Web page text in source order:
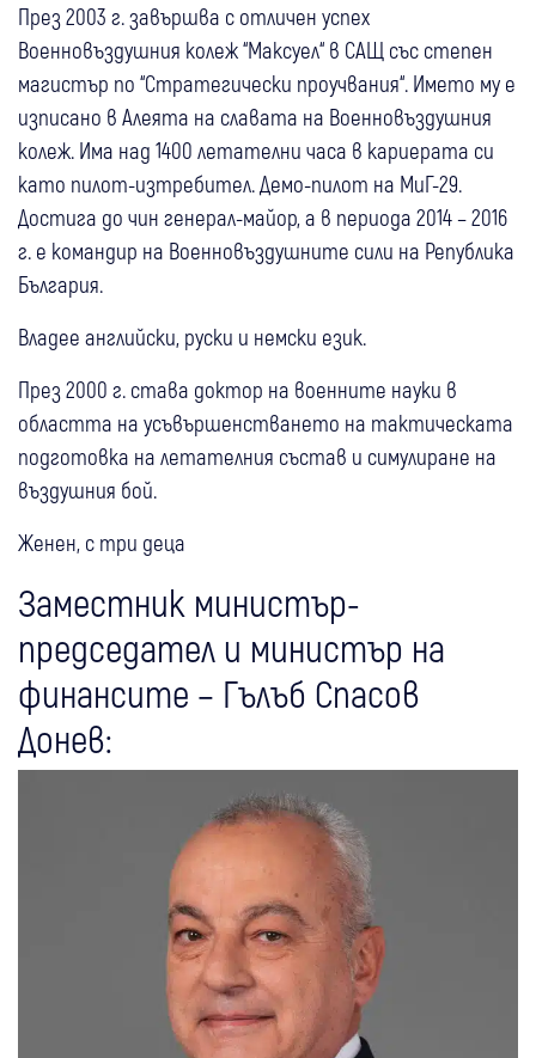
През 2003 г. завършва с отличен успех
Военновъздушния колеж “Максуел“ в САЩ със степен
магистър по “Стратегически проучвания“. Името му е
изписано в Алеята на славата на Военновъздушния
колеж. Има над 1400 летателни часа в кариерата си
като пилот-изтребител. Демо-пилот на МиГ-29.
Достига до чин генерал-майор, а в периода 2014 – 2016
г. е командир на Военновъздушните сили на Република
България.
Владее английски, руски и немски език.
През 2000 г. става доктор на военните науки в
областта на усъвършенстването на тактическата
подготовка на летателния състав и симулиране на
въздушния бой.
Женен, с три деца
Заместник министър-
председател и министър на
финансите – Гълъб Спасов
Донев: